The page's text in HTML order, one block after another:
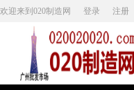
欢迎来到020制造网 登录 注册